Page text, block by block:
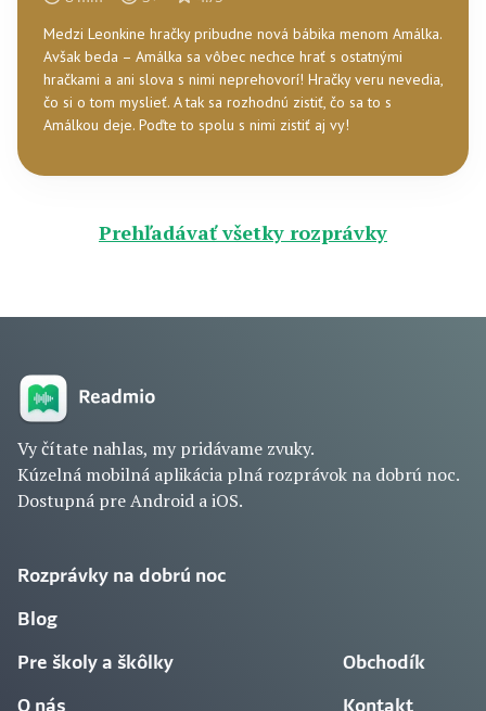
Medzi Leonkine hračky pribudne nová bábika menom Amálka.
Avšak beda – Amálka sa vôbec nechce hrať s ostatnými
hračkami a ani slova s nimi neprehovorí! Hračky veru nevedia,
čo si o tom myslieť. A tak sa rozhodnú zistiť, čo sa to s
Amálkou deje. Poďte to spolu s nimi zistiť aj vy!
Prehľadávať všetky rozprávky
Vy čítate nahlas, my pridávame zvuky.
Kúzelná mobilná aplikácia plná rozprávok na dobrú noc.
Dostupná pre Android a iOS.
Rozprávky na dobrú noc
Blog
Pre školy a škôlky Obchodík